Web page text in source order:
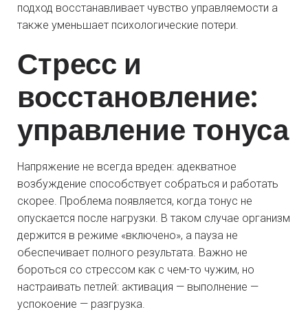
подход восстанавливает чувство управляемости а
также уменьшает психологические потери.
Стресс и
восстановление:
управление тонуса
Напряжение не всегда вреден: адекватное
возбуждение способствует собраться и работать
скорее. Проблема появляется, когда тонус не
опускается после нагрузки. В таком случае организм
держится в режиме «включено», а пауза не
обеспечивает полного результата. Важно не
бороться со стрессом как с чем-то чужим, но
настраивать петлей: активация — выполнение —
успокоение — разгрузка.